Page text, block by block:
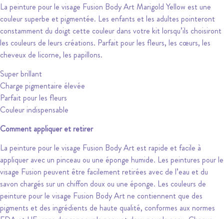
La peinture pour le visage Fusion Body Art Marigold Yellow est une
couleur superbe et pigmentée. Les enfants et les adultes pointeront
constamment du doigt cette couleur dans votre kit lorsqu’ils choisiront
les couleurs de leurs créations. Parfait pour les fleurs, les cœurs, les
cheveux de licorne, les papillons.
Super brillant
Charge pigmentaire élevée
Parfait pour les fleurs
Couleur indispensable
Comment appliquer et retirer
La peinture pour le visage Fusion Body Art est rapide et facile à
appliquer avec un pinceau ou une éponge humide. Les peintures pour le
visage Fusion peuvent être facilement retirées avec de l’eau et du
savon chargés sur un chiffon doux ou une éponge. Les couleurs de
peinture pour le visage Fusion Body Art ne contiennent que des
pigments et des ingrédients de haute qualité, conformes aux normes